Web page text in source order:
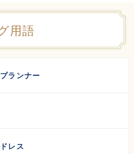
用語
ランナー
レス